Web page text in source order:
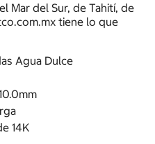
Mar del Sur, de Tahití, de
tiene lo que
Agua Dulce
14K